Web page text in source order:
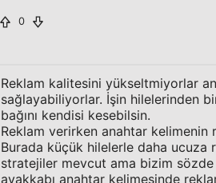
0
Reklam kalitesini yükseltmiyorlar
sağlayabiliyorlar. İşin hilelerinden
bağını kendisi kesebilsin.
Reklam verirken anahtar
Burada küçük hilelerle daha
stratejiler mevcut ama bizim sözde
ayakkabı anahtar kelimesinde